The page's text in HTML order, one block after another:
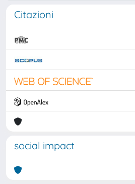
Citazioni
social impact